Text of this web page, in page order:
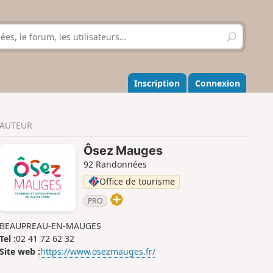
R
e
h
e
r
r
Inscription Connexion
AUTEUR
Ôsez Mauges
92 Randonnées
Office de tourisme
PRO
BEAUPREAU-EN-MAUGES
Tel :02 41 72 62 32
Site web :https://www.osezmauges.fr/